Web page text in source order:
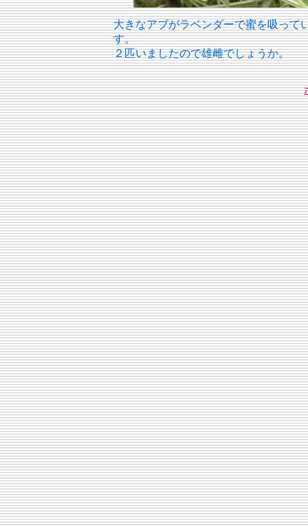
大きなアブがラベンダーで蜜を吸って
す。
２匹いましたので雄雌でしょうか。